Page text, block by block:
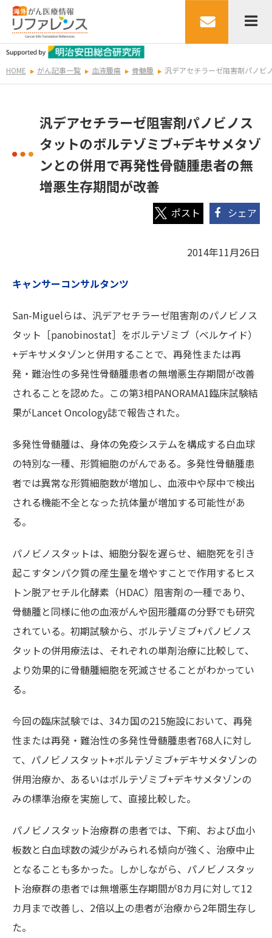
HOME がん記事一覧 血液腫瘍 骨髄腫 汎デアセチラーゼ阻害剤パノビ
汎デアセチラーゼ阻害剤パノビノス
タットのボルテゾミブ+デキサメタゾ
ンとの併用で再発性骨髄腫患者の無
増悪生存期間が改善
シェア
2014年11月26日
キャンサーコンサルタンツ
San-Miguelらは、汎デアセチラーゼ阻害剤のパノビノス
タット［panobinostat］をボルテゾミブ（ベルケイド）
+デキサメタゾンと併用することで、再発性または再
発・難治性の多発性骨髄腫患者の無増悪生存期間が改善
されることを認めた。この第3相PANORAMA1臨床試験結
果がLancet Oncology誌で報告された。
多発性骨髄腫は、身体の免疫システムを構成する白血球
の特別な一種、形質細胞のがんである。多発性骨髄腫患
者では異常な形質細胞数が増加し、血液中や尿中で検出
される機能不全となった抗体量が増加する可能性があ
る。
パノビノスタットは、細胞分裂を遅らせ、細胞死を引き
起こすタンパク質の産生量を増やすことで作用するヒス
トン脱アセチル化酵素（HDAC）阻害剤の一種であり、
骨髄腫と同様に他の血液がんや固形腫瘍の分野でも研究
されている。初期試験から、ボルテゾミブ+パノビノス
タットの併用療法は、それぞれの単剤治療に比較して、
より効果的に骨髄腫細胞を死滅させることがわかってい
る。
今回の臨床試験では、34カ国の215施設において、再発
性または再発・難治性の多発性骨髄腫患者768人に対し
て、パノビノスタット+ボルテゾミブ+デキサメタゾンの
併用治療か、あるいはボルテゾミブ+デキサメタゾンの
みの標準治療を実施して、直接比較した。
パノビノスタット治療群の患者では、下痢、および血小
板数と白血球数の減少がみられる傾向が強く、治療中止
となることも多かった。しかしながら、パノビノスタッ
ト治療群の患者では無増悪生存期間が8カ月に対して12
カ月まで改善し、2倍以上の患者が治療から2年間生存し
た。